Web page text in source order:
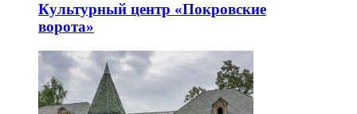
Культурный центр «Покровские
ворота»